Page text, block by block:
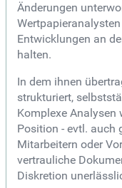
Änderungen
Entwicklungen an
halten.
In dem ihnen
strukturiert,
Komplexe Analysen
Position - evtl. auch
Mitarbeitern oder
vertrauliche
Diskretion